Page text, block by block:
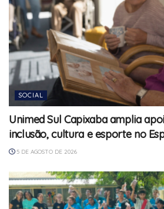
SOCIAL
Unimed Sul Capixaba amplia
inclusão, cultura e esporte no
5 DE AGOSTO DE 2026